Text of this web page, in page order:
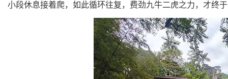
小段休息接着爬，如此循环往复，费劲九牛二虎之力，才终